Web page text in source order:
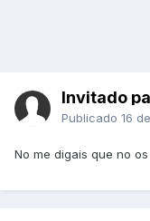
Invitado
Publicado 16
No me digais que no